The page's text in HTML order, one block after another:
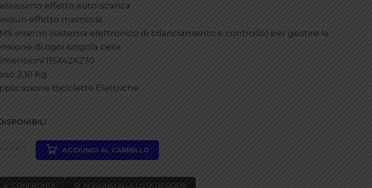
originale
era:
260,00€.
attuale
è:
234,00€.
effetto auto-scarica
effetto memoria
interno (sistema elettronico di bilanciamento e controllo) per gestire la
di ogni singola cella
115X42X270
2,10 Kg
Biciclette Elettriche
EBIKE
AGGIUNGI AL CARRELLO
CONFRONTA AGGIUNGI ALLA LISTA DESIDERI